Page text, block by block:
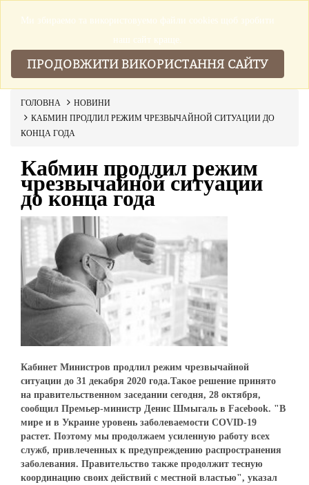
ГОЛОВНА
НОВИНИ
КАБМИН ПРОДЛИЛ РЕЖИМ ЧРЕЗВЫЧАЙНОЙ СИТУАЦИИ ДО
КОНЦА ГОДА
Кабмин продлил режим
чрезвычайной ситуации
до конца года
Кабинет Министров продлил режим чрезвычайной
ситуации до 31 декабря 2020 года.Такое решение принято
на правительственном заседании сегодня, 28 октября,
сообщил Премьер-министр Денис Шмыгаль в Facebook. "В
мире и в Украине уровень заболеваемости COVID-19
растет. Поэтому мы продолжаем усиленную работу всех
служб, привлеченных к предупреждению распространения
заболевания. Правительство также продолжит тесную
координацию своих действий с местной властью", указал
Ми збираемо та використовуемо файли cookies щоб зробити
наш сайт краще.
ПРОДОВЖИТИ ВИКОРИСТАННЯ САЙТУ